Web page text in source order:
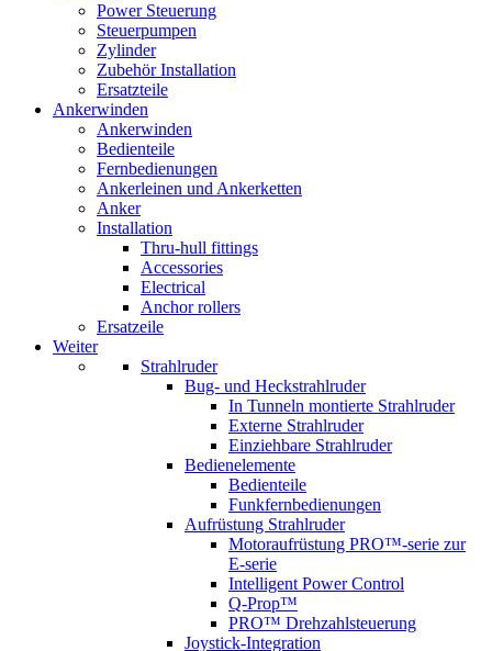
Power Steuerung
Steuerpumpen
Zylinder
Zubehör Installation
Ersatzteile
Ankerwinden
Ankerwinden
Bedienteile
Fernbedienungen
Ankerleinen und Ankerketten
Anker
Installation
Thru-hull fittings
Accessories
Electrical
Anchor rollers
Ersatzeile
Weiter
Strahlruder
Bug- und Heckstrahlruder
In Tunneln montierte Strahlruder
Externe Strahlruder
Einziehbare Strahlruder
Bedienelemente
Bedienteile
Funkfernbedienungen
Aufrüstung Strahlruder
Motoraufrüstung PRO™-serie zur
E-serie
Intelligent Power Control
Q-Prop™
PRO™ Drehzahlsteuerung
Joystick-Integration